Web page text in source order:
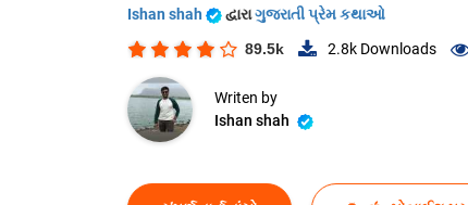
Ishan shah દ્વારાગુજરાતી પ્રેમ કથાઓ
89.5k 2.8k Downloads
Writen by
Ishan shah